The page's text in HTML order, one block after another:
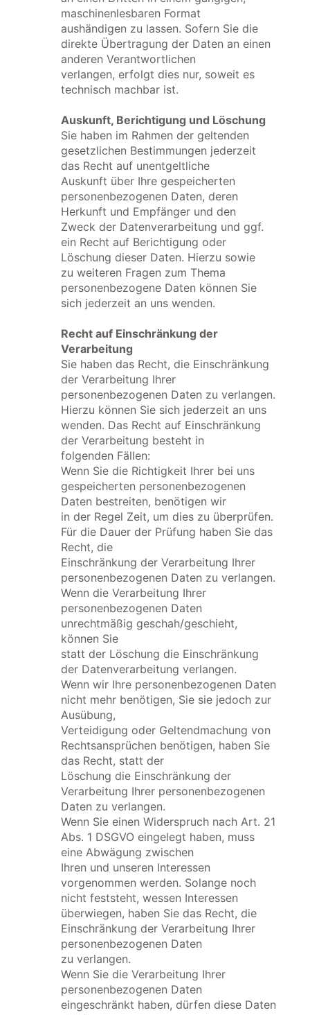
maschinenlesbaren Format
aushändigen zu lassen. Sofern Sie die
direkte Übertragung der Daten an einen
anderen Verantwortlichen
verlangen, erfolgt dies nur, soweit es
technisch machbar ist.
Auskunft, Berichtigung und Löschung
Sie haben im Rahmen der geltenden
gesetzlichen Bestimmungen jederzeit
das Recht auf unentgeltliche
Auskunft über Ihre gespeicherten
personenbezogenen Daten, deren
Herkunft und Empfänger und den
Zweck der Datenverarbeitung und ggf.
ein Recht auf Berichtigung oder
Löschung dieser Daten. Hierzu sowie
zu weiteren Fragen zum Thema
personenbezogene Daten können Sie
sich jederzeit an uns wenden.
Recht auf Einschränkung der
Verarbeitung
Sie haben das Recht, die Einschränkung
der Verarbeitung Ihrer
personenbezogenen Daten zu verlangen.
Hierzu können Sie sich jederzeit an uns
wenden. Das Recht auf Einschränkung
der Verarbeitung besteht in
folgenden Fällen:
Wenn Sie die Richtigkeit Ihrer bei uns
gespeicherten personenbezogenen
Daten bestreiten, benötigen wir
in der Regel Zeit, um dies zu überprüfen.
Für die Dauer der Prüfung haben Sie das
Recht, die
Einschränkung der Verarbeitung Ihrer
personenbezogenen Daten zu verlangen.
Wenn die Verarbeitung Ihrer
personenbezogenen Daten
unrechtmäßig geschah/geschieht,
können Sie
statt der Löschung die Einschränkung
der Datenverarbeitung verlangen.
Wenn wir Ihre personenbezogenen Daten
nicht mehr benötigen, Sie sie jedoch zur
Ausübung,
Verteidigung oder Geltendmachung von
Rechtsansprüchen benötigen, haben Sie
das Recht, statt der
Löschung die Einschränkung der
Verarbeitung Ihrer personenbezogenen
Daten zu verlangen.
Wenn Sie einen Widerspruch nach Art. 21
Abs. 1 DSGVO eingelegt haben, muss
eine Abwägung zwischen
Ihren und unseren Interessen
vorgenommen werden. Solange noch
nicht feststeht, wessen Interessen
überwiegen, haben Sie das Recht, die
Einschränkung der Verarbeitung Ihrer
personenbezogenen Daten
zu verlangen.
Wenn Sie die Verarbeitung Ihrer
personenbezogenen Daten
eingeschränkt haben, dürfen diese Daten